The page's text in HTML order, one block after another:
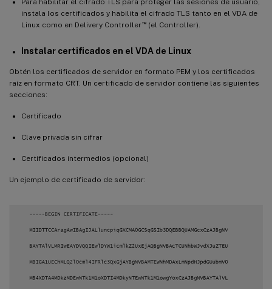
instala los certificados y habilita el cifrado TLS tanto en el VDA de
Linux como en Delivery Controller™(el Controller).
Instalar certificados en el VDA de Linux
Obtén los certificados de servidor en formato PEM y los certificados
raíz en formato CRT. Un certificado de servidor contiene las siguientes
secciones:
Certificado
Clave privada sin cifrar
Certificados intermedios (opcional)
Un ejemplo de certificado de servidor: